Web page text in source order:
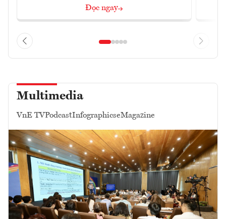
Đọc ngay
Multimedia
VnE TVPodcastInfographicseMagazine